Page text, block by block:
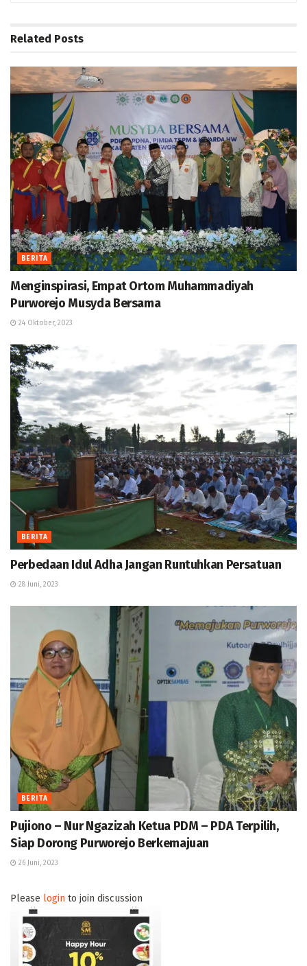
Related Posts
BERITA
Menginspirasi, Empat Ortom Muhammadiyah
Purworejo Musyda Bersama
24 Oktober, 2023
BERITA
Perbedaan Idul Adha Jangan Runtuhkan Persatuan
28 Juni, 2023
BERITA
Pujiono – Nur Ngazizah Ketua PDM – PDA Terpilih,
Siap Dorong Purworejo Berkemajuan
26 Juni, 2023
Please login to join discussion